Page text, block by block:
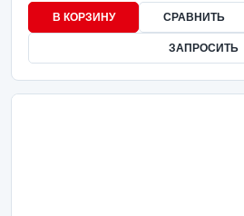
В КОРЗИНУ СРАВНИТЬ
ЗАПРОСИТЬ